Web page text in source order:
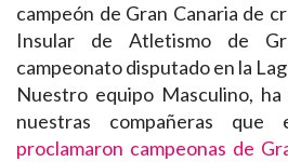
campeón de Gran Canaria de
Insular de Atletismo de
campeonato disputado en la
Nuestro equipo Masculino,
nuestras compañeras
proclamaron campeonas de